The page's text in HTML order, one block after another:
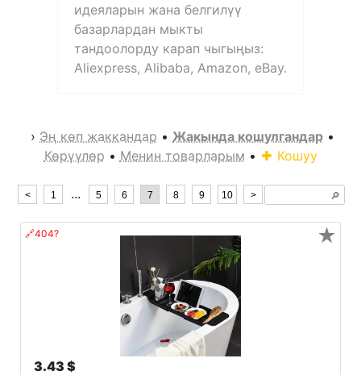
идеяларын жана белгилүү
базарлардан мыкты
тандоолорду карап чыгыңыз:
Aliexpress, Alibaba, Amazon, eBay.
› Эң көп жаккандар • Жакында кошулгандар •
Көрүүлөр • Менин товарларым • Кошуу
< 1 ... 5 6 7 8 9 10 > 🔎︎
🔗404?
3.43 $
★